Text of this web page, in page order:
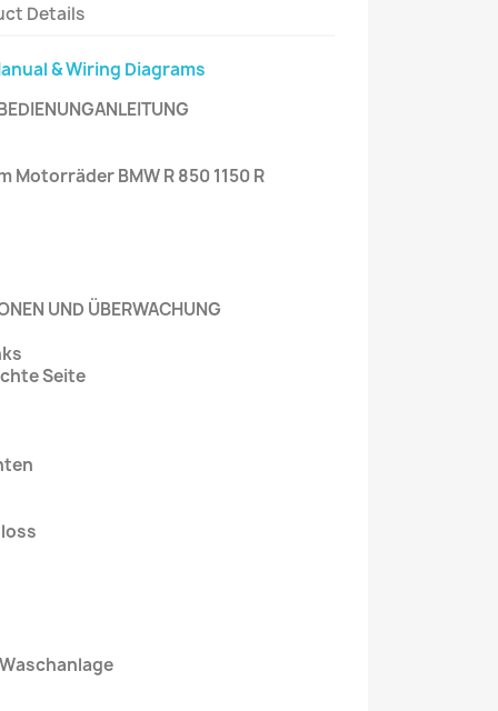
Details
& Wiring Diagrams
BMW R 850 1150 R
UND ÜBERWACHUNG
Seite